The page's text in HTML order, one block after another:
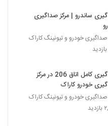
ساندرو | مرکز صداگیری
صداگیری خودرو و تیونینگ کاراک
صداگیری کامل اتاق 206 در مرکز
خودرو کاراک
صداگیری خودرو و تیونینگ کاراک